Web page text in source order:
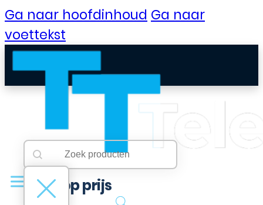
Ga naar hoofdinhoud Ga naar
voettekst
Searchbar
Search content
Filter op prijs